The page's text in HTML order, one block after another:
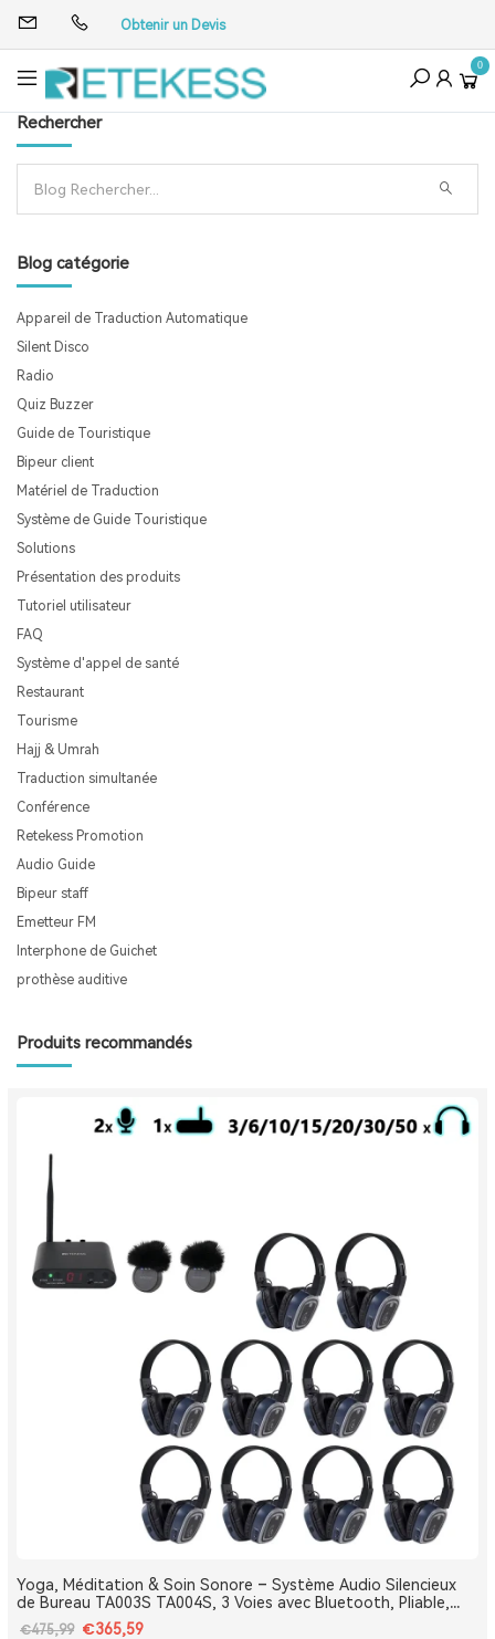
Obtenir un Devis
0
Rechercher
Blog catégorie
Appareil de Traduction Automatique
Silent Disco
Radio
Quiz Buzzer
Guide de Touristique
Bipeur client
Matériel de Traduction
Système de Guide Touristique
Solutions
Présentation des produits
Tutoriel utilisateur
FAQ
Système d'appel de santé
Restaurant
Tourisme
Hajj & Umrah
Traduction simultanée
Conférence
Retekess Promotion
Audio Guide
Bipeur staff
Emetteur FM
Interphone de Guichet
prothèse auditive
Produits recommandés
Yoga, Méditation & Soin Sonore – Système Audio Silencieux
de Bureau TA003S TA004S, 3 Voies avec Bluetooth, Pliable,
Type-C, Bass Boost
€475,99 €365,59